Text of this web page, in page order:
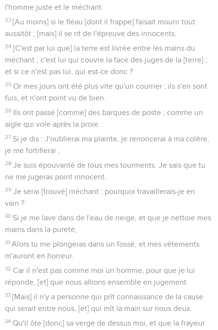
l'homme juste et le méchant.
23 [Au moins] si le fléau [dont il frappe] faisait mourir tout
aussitôt ; [mais] il se rit de l'épreuve des innocents.
24 [C'est par lui que] la terre est livrée entre les mains du
méchant ; c'est lui qui couvre la face des juges de la [terre] ;
et si ce n'est pas lui, qui est-ce donc ?
25 Or mes jours ont été plus vite qu'un courrier ; ils s'en sont
fuis, et n'ont point vu de bien.
26 Ils ont passé [comme] des barques de poste ; comme un
aigle qui vole après la proie.
27 Si je dis : J'oublierai ma plainte, je renoncerai à ma colère,
je me fortifierai ;
28 Je suis épouvanté de tous mes tourments. Je sais que tu
ne me jugeras point innocent.
29 Je serai [trouvé] méchant ; pourquoi travaillerais-je en
vain ?
30 Si je me lave dans de l'eau de neige, et que je nettoie mes
mains dans la pureté,
31 Alors tu me plongeras dans un fossé, et mes vêtements
m'auront en horreur.
32 Car il n'est pas comme moi un homme, pour que je lui
réponde, [et] que nous allions ensemble en jugement.
33 [Mais] il n'y a personne qui prît connaissance de la cause
qui serait entre nous, [et] qui mît la main sur nous deux.
34 Qu'il ôte [donc] sa verge de dessus moi, et que la frayeur